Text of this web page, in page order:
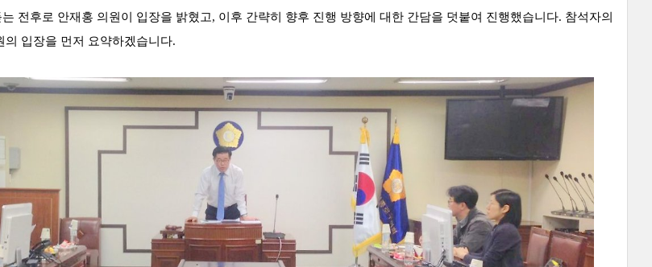
전후로 안재홍 의원이 입장을 밝혔고, 이후 간략히 향후 진행 방향에 대한 간담을 덧붙여 진행했습니다. 참석자의
입장을 먼저 요약하겠습니다.